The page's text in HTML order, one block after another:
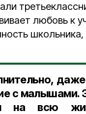
любовь к
с
на всю